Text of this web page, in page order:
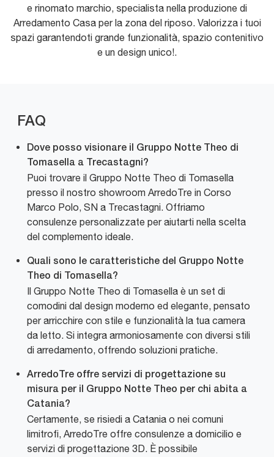
e rinomato marchio, specialista nella produzione di
Arredamento Casa per la zona del riposo. Valorizza i tuoi
spazi garantendoti grande funzionalità, spazio contenitivo
e un design unico!.
FAQ
Dove posso visionare il Gruppo Notte Theo di
Tomasella a Trecastagni?
Puoi trovare il Gruppo Notte Theo di Tomasella
presso il nostro showroom ArredoTre in Corso
Marco Polo, SN a Trecastagni. Offriamo
consulenze personalizzate per aiutarti nella scelta
del complemento ideale.
Quali sono le caratteristiche del Gruppo Notte
Theo di Tomasella?
Il Gruppo Notte Theo di Tomasella è un set di
comodini dal design moderno ed elegante, pensato
per arricchire con stile e funzionalità la tua camera
da letto. Si integra armoniosamente con diversi stili
di arredamento, offrendo soluzioni pratiche.
ArredoTre offre servizi di progettazione su
misura per il Gruppo Notte Theo per chi abita a
Catania?
Certamente, se risiedi a Catania o nei comuni
limitrofi, ArredoTre offre consulenze a domicilio e
servizi di progettazione 3D. È possibile